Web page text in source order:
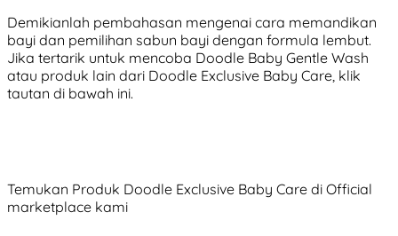
Demikianlah pembahasan mengenai cara memandikan
bayi dan pemilihan sabun bayi dengan formula lembut.
Jika tertarik untuk mencoba Doodle Baby Gentle Wash
atau produk lain dari Doodle Exclusive Baby Care, klik
tautan di bawah ini.
Temukan Produk Doodle Exclusive Baby Care di Official
marketplace kami